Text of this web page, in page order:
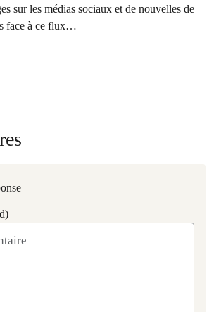
sur les médias sociaux et de nouvelles de
face à ce flux…